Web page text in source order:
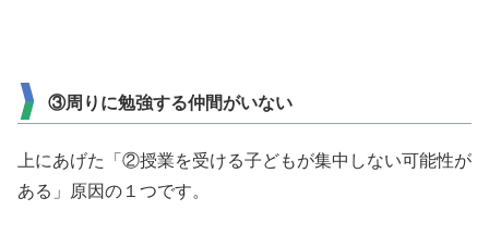
③周りに勉強する仲間がいない
上にあげた「②授業を受ける子どもが集中しない可能性が
ある」原因の１つです。